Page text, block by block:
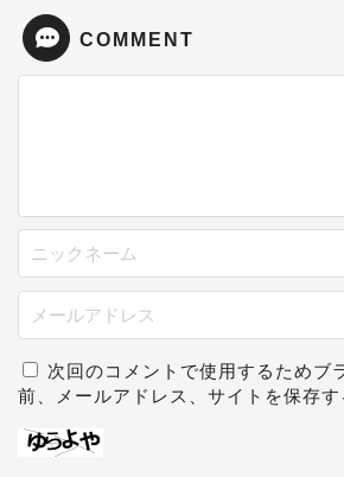
COMMENT
次回のコメントで使用するためブ
前、メールアドレス、サイトを保存す